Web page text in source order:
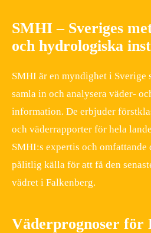
SMHI – Sveriges
och hydrologiska
SMHI är en myndighet i Sverige
samla in och analysera väder-
information. De erbjuder
och väderrapporter för hela
SMHI:s expertis och omfattande
pålitlig källa för att få den
vädret i Falkenberg.
Väderprognoser för